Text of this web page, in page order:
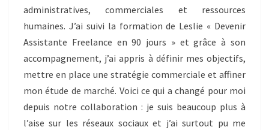
administratives, commerciales et ressources
humaines. J’ai suivi la formation de Leslie « Devenir
Assistante Freelance en 90 jours » et grâce à son
accompagnement, j’ai appris à définir mes objectifs,
mettre en place une stratégie commerciale et affiner
mon étude de marché. Voici ce qui a changé pour moi
depuis notre collaboration : je suis beaucoup plus à
l’aise sur les réseaux sociaux et j’ai surtout pu me